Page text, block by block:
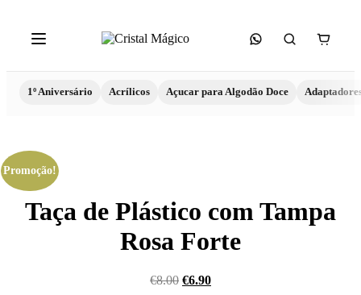
1º Aniversário Acrílicos Açucar para Algodão Doce
Promoção!
Taça de Plástico com Tampa
Rosa Forte
€8.00 €6.90